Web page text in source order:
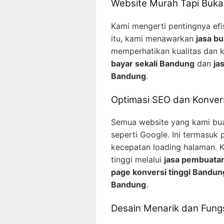
Website Murah Tapi
Kami mengerti pentingnya
itu, kami menawarkan jasa
memperhatikan kualitas dan
bayar sekali Bandung dan
Bandung.
Optimasi SEO dan
Semua website yang kami
seperti Google. Ini termasuk
kecepatan loading halaman.
tinggi melalui jasa
page konversi tinggi
Bandung.
Desain Menarik dan